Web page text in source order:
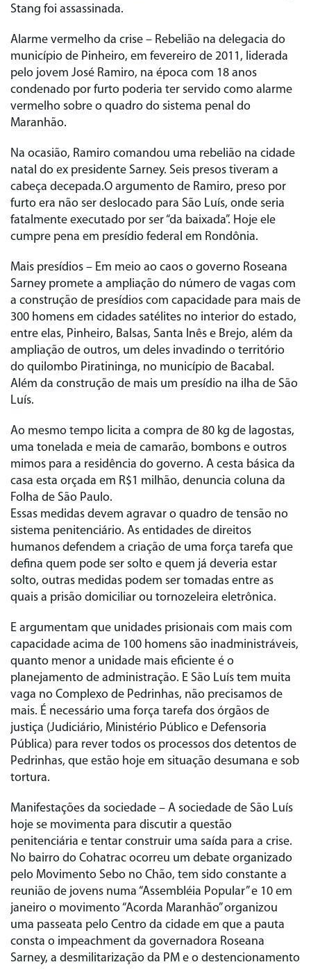
Stang foi assassinada.
Alarme vermelho da crise – Rebelião na delegacia do
município de Pinheiro, em fevereiro de 2011, liderada
pelo jovem José Ramiro, na época com 18 anos
condenado por furto poderia ter servido como alarme
vermelho sobre o quadro do sistema penal do
Maranhão.
Na ocasião, Ramiro comandou uma rebelião na cidade
natal do ex presidente Sarney. Seis presos tiveram a
cabeça decepada.O argumento de Ramiro, preso por
furto era não ser deslocado para São Luís, onde seria
fatalmente executado por ser “da baixada”. Hoje ele
cumpre pena em presídio federal em Rondônia.
Mais presídios – Em meio ao caos o governo Roseana
Sarney promete a ampliação do número de vagas com
a construção de presídios com capacidade para mais de
300 homens em cidades satélites no interior do estado,
entre elas, Pinheiro, Balsas, Santa Inês e Brejo, além da
ampliação de outros, um deles invadindo o território
do quilombo Piratininga, no município de Bacabal.
Além da construção de mais um presídio na ilha de São
Luís.
Ao mesmo tempo licita a compra de 80 kg de lagostas,
uma tonelada e meia de camarão, bombons e outros
mimos para a residência do governo. A cesta básica da
casa esta orçada em R$1 milhão, denuncia coluna da
Folha de São Paulo.
Essas medidas devem agravar o quadro de tensão no
sistema penitenciário. As entidades de direitos
humanos defendem a criação de uma força tarefa que
defina quem pode ser solto e quem já deveria estar
solto, outras medidas podem ser tomadas entre as
quais a prisão domiciliar ou tornozeleira eletrônica.
E argumentam que unidades prisionais com mais com
capacidade acima de 100 homens são inadministráveis,
quanto menor a unidade mais eficiente é o
planejamento de administração. E São Luís tem muita
vaga no Complexo de Pedrinhas, não precisamos de
mais. É necessário uma força tarefa dos órgãos de
justiça (Judiciário, Ministério Público e Defensoria
Pública) para rever todos os processos dos detentos de
Pedrinhas, que estão hoje em situação desumana e sob
tortura.
Manifestações da sociedade – A sociedade de São Luís
hoje se movimenta para discutir a questão
penitenciária e tentar construir uma saída para a crise.
No bairro do Cohatrac ocorreu um debate organizado
pelo Movimento Sebo no Chão, tem sido constante a
reunião de jovens numa “Assembléia Popular” e 10 em
janeiro o movimento “Acorda Maranhão” organizou
uma passeata pelo Centro da cidade em que a pauta
consta o impeachment da governadora Roseana
Sarney, a desmilitarização da PM e o destencionamento